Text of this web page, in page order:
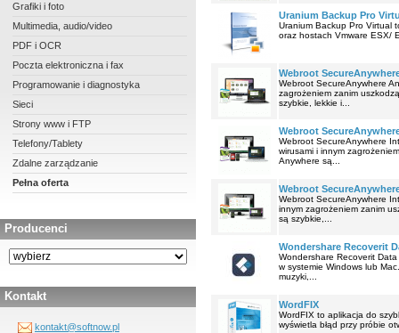
Grafiki i foto
Multimedia, audio/video
PDF i OCR
Poczta elektroniczna i fax
Programowanie i diagnostyka
Sieci
Strony www i FTP
Telefony/Tablety
Zdalne zarządzanie
Pełna oferta
Producenci
Kontakt
kontakt@softnow.pl
Uranium Backup Pro
Uranium Backup Pro Virtual
oraz hostach Vmware ESX/
Webroot
Webroot SecureAnywhere
zagrożeniem zanim
szybkie, lekkie i...
Webroot
Webroot SecureAnywhere
wirusami i innym
Anywhere są...
Webroot
Webroot SecureAnywhere
innym zagrożeniem zanim
są szybkie,...
Wondershare Recoverit
Wondershare Recoverit
w systemie Windows lub
muzyki,...
WordFIX
WordFIX to aplikacja do
wyświetla błąd przy próbie